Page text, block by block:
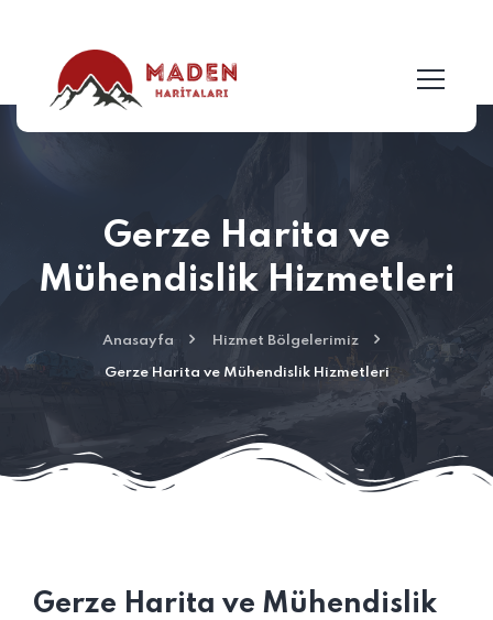
Gerze Harita ve
Mühendislik Hizmetleri
Anasayfa Hizmet Bölgelerimiz
Gerze Harita ve Mühendislik Hizmetleri
Gerze Harita ve Mühendislik